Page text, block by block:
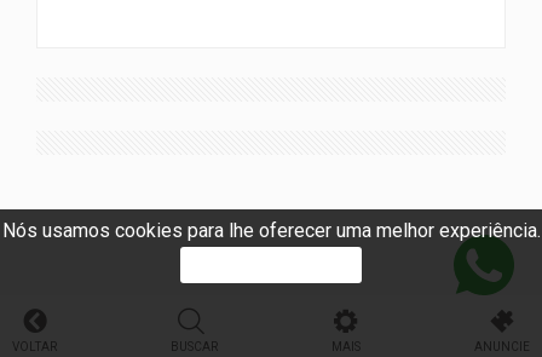
Nós usamos cookies para lhe oferecer uma melhor experiência.
VOLTAR BUSCAR MAIS ANUNCIE